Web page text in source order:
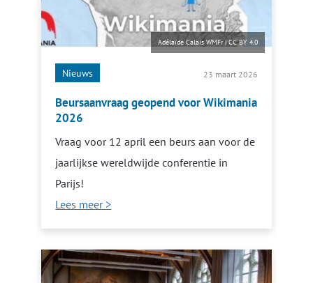
Adélaïde Calais WMFr|CC BY 4.0
Nieuws 23 maart 2026
Beursaanvraag geopend voor Wikimania
2026
Vraag voor 12 april een beurs aan voor de
jaarlijkse wereldwijde conferentie in
Parijs!
Lees meer >